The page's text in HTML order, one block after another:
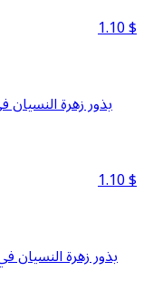
1.10$
بذور زهرة
1.10$
بذور زهرة